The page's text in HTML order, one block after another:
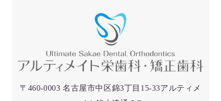
〒460-0003 名古屋市中区錦3丁目15-33アルティメ